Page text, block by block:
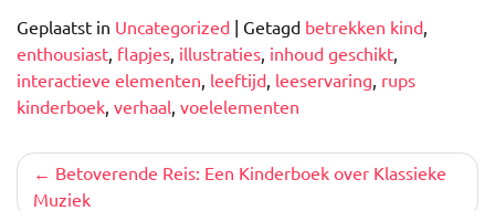
Geplaatst in Uncategorized | Getagd betrekken kind,
enthousiast, flapjes, illustraties, inhoud geschikt,
interactieve elementen, leeftijd, leeservaring, rups
kinderboek, verhaal, voelelementen
Berichtnavigatie
Betoverende Reis: Een Kinderboek over Klassieke
Muziek